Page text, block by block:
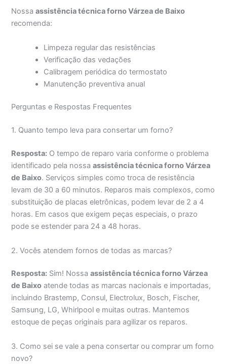
Nossaassistência técnica forno Várzea de Baixo
recomenda:
Limpeza regular das resistências
Verificação das vedações
Calibragem periódica do termostato
Manutenção preventiva anual
Perguntas e Respostas Frequentes
1. Quanto tempo leva para consertar um forno?
Resposta: O tempo de reparo varia conforme o problema
identificado pela nossaassistência técnica forno Várzea
de Baixo. Serviços simples como troca de resistência
levam de 30 a 60 minutos. Reparos mais complexos, como
substituição de placas eletrônicas, podem levar de 2 a 4
horas. Em casos que exigem peças especiais, o prazo
pode se estender para 24 a 48 horas.
2. Vocês atendem fornos de todas as marcas?
Resposta: Sim! Nossaassistência técnica forno Várzea
de Baixo atende todas as marcas nacionais e importadas,
incluindo Brastemp, Consul, Electrolux, Bosch, Fischer,
Samsung, LG, Whirlpool e muitas outras. Mantemos
estoque de peças originais para agilizar os reparos.
3. Como sei se vale a pena consertar ou comprar um forno
novo?